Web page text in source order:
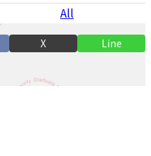
All
X Line